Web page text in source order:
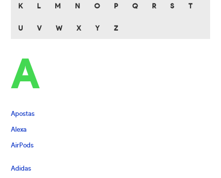
K L M N O P Q R S T
U V W X Y Z
A
Apostas
Alexa
AirPods
Adidas